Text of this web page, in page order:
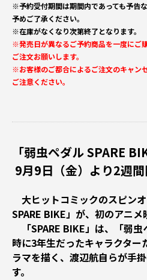
※予約受付期間は期間内であっても予告
予めご了承ください。
※在庫がなくなり次第終了となります。
※発売日が異なるご予約商品を一度にご
ご注文お願いします。
※お客様のご都合によるご注文のキャン
ご注意ください。
「弱虫ペダル SPARE
9月9日（金）より2週間
大ヒットコミックのスピン
SPARE BIKE」が、初のアニメ
「SPARE BIKE」は、「弱
時に3年生だったキャラクター
ラマを描く、渡辺航自らが手
す。